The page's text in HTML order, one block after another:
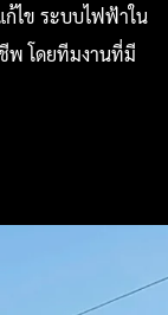
ก้ไข ระบบไฟฟ้าใน
พ โดยทีมงานที่มี